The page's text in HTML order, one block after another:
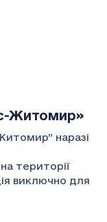
Житомир»
наразі
території
виключно для